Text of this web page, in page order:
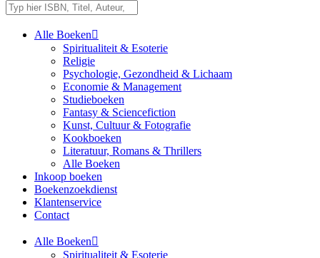
Alle Boeken
Spiritualiteit & Esoterie
Religie
Psychologie, Gezondheid & Lichaam
Economie & Management
Studieboeken
Fantasy & Sciencefiction
Kunst, Cultuur & Fotografie
Kookboeken
Literatuur, Romans & Thrillers
Alle Boeken
Inkoop boeken
Boekenzoekdienst
Klantenservice
Contact
Alle Boeken
Spiritualiteit & Esoterie